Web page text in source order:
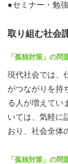
●セミナー・勉
取り組む社会
「孤独対策」の問
現代社会では、
がつながりを持
る人が増えてい
いては、気軽に
おり、社会全体
「孤独対策」の